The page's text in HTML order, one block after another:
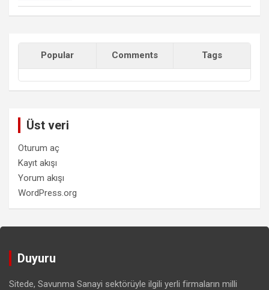
Popular Comments Tags
Üst veri
Oturum aç
Kayıt akışı
Yorum akışı
WordPress.org
Duyuru
Sitede, Savunma Sanayi sektörüyle ilgili yerli firmaların milli